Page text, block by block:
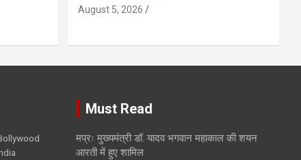
August 5, 2026
Must Read
मप्रः मुख्यमंत्री डॉ. यादव भगवान महाकाल की शयन
आरती में हुए शामिल